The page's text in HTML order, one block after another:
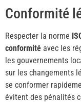
Conformité
Respecter la norme
conformité avec les
les gouvernements
sur les changements
se conformer
évitent des pénalités